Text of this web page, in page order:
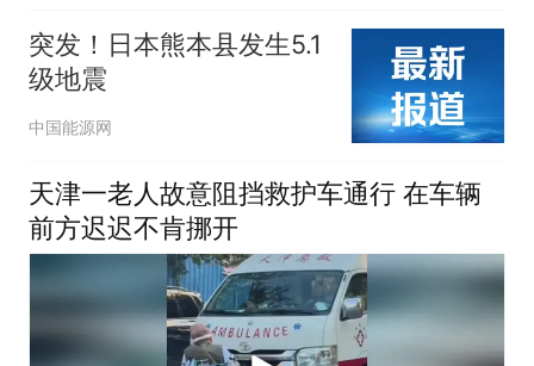
突发！日本熊本县发生5.1
级地震
中国能源网
天津一老人故意阻挡救护车通行 在车辆
前方迟迟不肯挪开